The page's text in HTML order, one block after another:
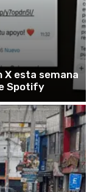
X esta semana
Spotify